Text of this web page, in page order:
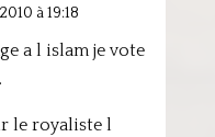
à 19:18
a l islam je vote
le royaliste l